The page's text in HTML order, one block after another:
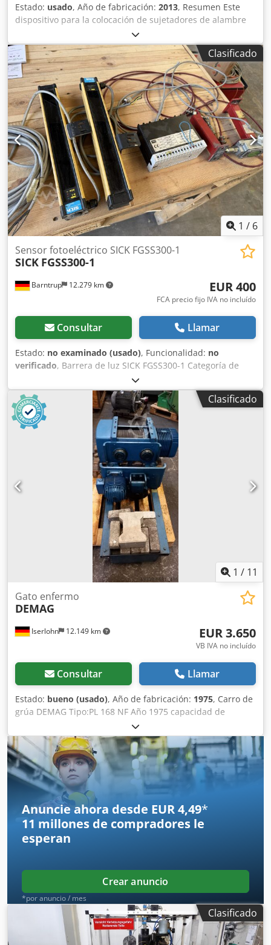
Estado: usado, Año de fabricación: 2013, Resumen Este
dispositivo para la colocación de sujetadores de alambre
fue fabricado en Alemania por SICK INTERNATIONAL en
2013. La máquina está disponible para su venta inmediata,
ya que la producción en la fábrica cesó en 2022. Las
plataformas para el operador están incluidas en el
suministro. Datos técnicos - Rendimiento: 9.000
botellas/hora hasta 12.000 botellas/hora - Formatos:
sujetadores de alambre para botellas de sidra y champán
(75 cl) - Dimensiones: Largo 200 cm - Ancho 150 cm - Alto
250 cm Alcance del suministro Dedpfjwhk Dvox Am Towa -
Dispositivo para la colocación de sujetadores de alambre -
Plataformas para el operador
Clasificado
1 / 6
Barntrup 12.279 km
Sensor fotoeléctrico SICK FGSS300-1
SICK FGSS300-1
EUR 400
FCA precio fijo IVA no incluído
Consultar Llamar
Estado: no examinado (usado), Funcionalidad: no
verificado, Barrera de luz SICK FGSS300-1 Categoría de
seguridad: Tipo 4 1x Emisor 1x Receptor Tensión de
alimentación: 24 V +/- 20 % Consumo de energía: 11 W
Dwsdpezkazgsfx Am Tja Clase de protección: IP 65 Ancho
del campo de protección: 6 m Altura del campo de
protección: 300 mm Tiempo de respuesta: 15 ms 1x
Unidad de control LCUX1-400 Nivel de exigencia: Tipo 4
Consumo de energía: 6 W Tiempo de respuesta: 15 ms
Clasificado
1 / 11
Iserlohn 12.149 km
Gato enfermo
DEMAG
EUR 3.650
VB IVA no incluído
Consultar Llamar
Estado: bueno (usado), Año de fabricación: 1975, Carro de
grúa DEMAG Tipo:PL 168 NF Año 1975 capacidad de
elevación 3200 KG altura de elevación 4 m con botella de
funcionamiento en buen estado. Dsdpfxeubbr Te Am Towa
Anuncie ahora desde EUR 4,49*
11 millones de compradores le
esperan
Crear anuncio
*por anuncio / mes
Clasificado